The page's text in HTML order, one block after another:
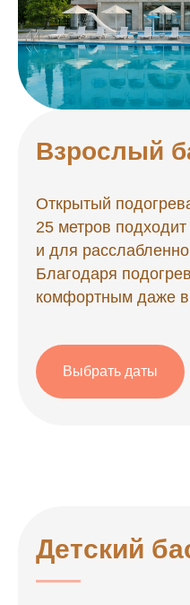
Взрослый
Открытый
25 метров
и для
Благодаря
комфортным даже в
Выбрать даты
Детский